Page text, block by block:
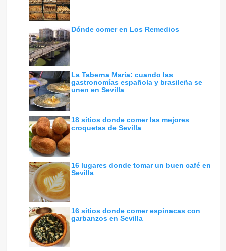
Dónde comer en Los Remedios
La Taberna María: cuando las
gastronomías española y brasileña se
unen en Sevilla
18 sitios donde comer las mejores
croquetas de Sevilla
16 lugares donde tomar un buen café en
Sevilla
16 sitios donde comer espinacas con
garbanzos en Sevilla